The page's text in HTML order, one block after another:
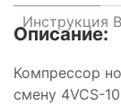
Инструкция
Описание:
Компрессор
смену 4VCS-